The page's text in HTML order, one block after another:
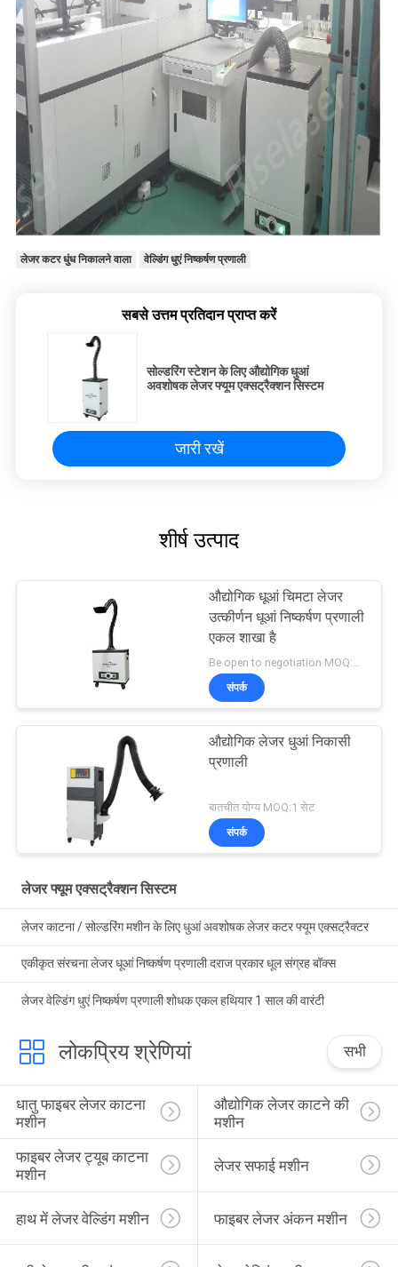
लेजर कटर धुंध निकालने वाला वेल्डिंग धुएं निष्कर्षण प्रणाली
सबसे उत्तम प्रतिदान प्राप्त करें
सोल्डरिंग स्टेशन के लिए औद्योगिक धुआं
अवशोषक लेजर फ्यूम एक्सट्रैक्शन सिस्टम
जारी रखें
शीर्ष उत्पाद
औद्योगिक धूआं चिमटा लेजर
उत्कीर्णन धूआं निष्कर्षण प्रणाली
एकल शाखा है
Be open to negotiation MOQ:1 सेट
संपर्क
औद्योगिक लेजर धुआं निकासी
प्रणाली
बातचीत योग्य MOQ:1 सेट
संपर्क
लेजर फ्यूम एक्सट्रैक्शन सिस्टम
लेजर काटना / सोल्डरिंग मशीन के लिए धुआं अवशोषक लेजर कटर फ्यूम एक्सट्रैक्टर
एकीकृत संरचना लेजर धूआं निष्कर्षण प्रणाली दराज प्रकार धूल संग्रह बॉक्स
लेजर वेल्डिंग धुएं निष्कर्षण प्रणाली शोधक एकल हथियार 1 साल की वारंटी
लोकप्रिय श्रेणियां सभी
धातु फाइबर लेजर काटना
मशीन
औद्योगिक लेजर काटने की
मशीन
फाइबर लेजर ट्यूब काटना
मशीन
लेजर सफाई मशीन
हाथ में लेजर वेल्डिंग मशीन फाइबर लेजर अंकन मशीन